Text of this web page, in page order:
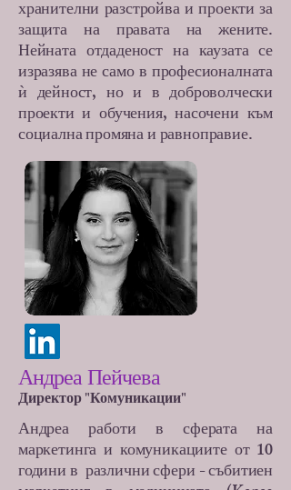
хранителни разстройва и проекти за
защита на правата на жените.
Нейната отдаденост на каузата се
изразява не само в професионалната
ѝ дейност, но и в доброволчески
проекти и обучения, насочени към
социална промяна и равноправие.
Андреа Пейчева
Директор "Комуникации"
Андреа работи в сферата на
маркетинга и комуникациите от 10
години в различни сфери - събитиен